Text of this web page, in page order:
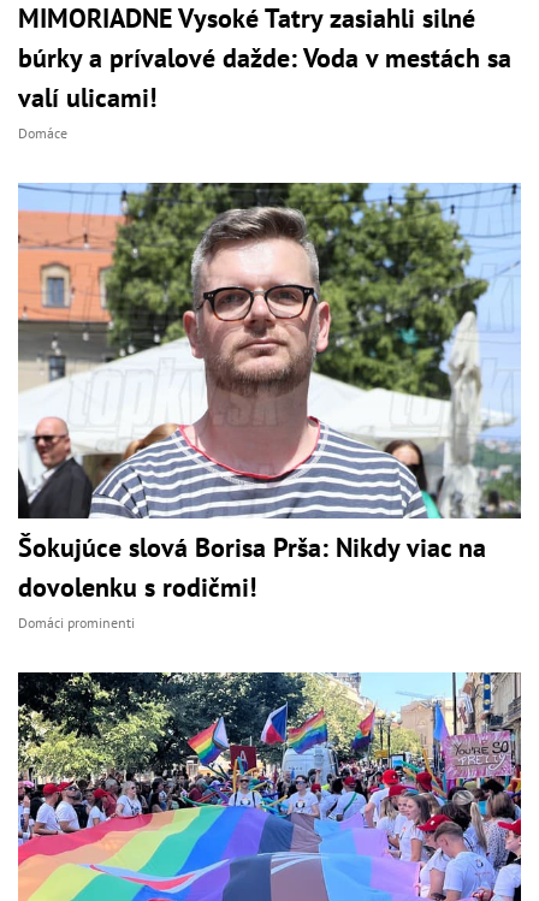
MIMORIADNE Vysoké Tatry zasiahli silné
búrky a prívalové dažde: Voda v mestách sa
valí ulicami!
Domáce
Šokujúce slová Borisa Prša: Nikdy viac na
dovolenku s rodičmi!
Domáci prominenti